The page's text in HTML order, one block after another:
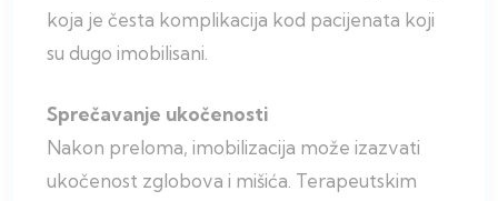
koja je česta komplikacija kod pacijenata koji
su dugo imobilisani.
Sprečavanje ukočenosti
Nakon preloma, imobilizacija može izazvati
ukočenost zglobova i mišića. Terapeutskim